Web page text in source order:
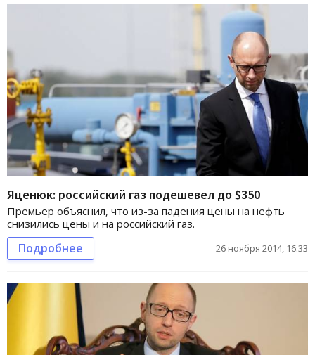
Яценюк: российский газ подешевел до $350
Премьер объяснил, что из-за падения цены на нефть
снизились цены и на российский газ.
Подробнее 26 ноября 2014, 16:33